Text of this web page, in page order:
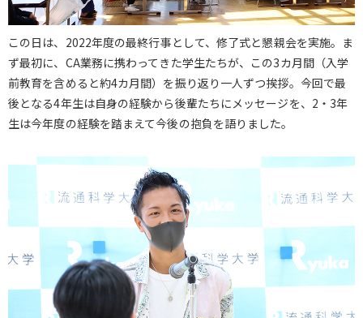
この日は、2022年度の最終行事として、修了式と懇親会を実施。ま
ず最初に、CA業務に携わってきた学生たちが、この3カ月間（入学
前教育を含めると約4カ月間）を振り返り一人ずつ挨拶。今回で最
後となる4年生は自身の経験から後輩たちにメッセージを、2・3年
生は今年度の経験を踏まえて今後の抱負を語りました。